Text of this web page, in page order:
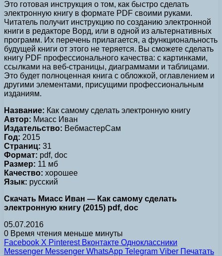
Это готовая инструкция о том, как быстро сделать
электронную книгу в формате PDF своими руками.
Читатель получит инструкцию по созданию электронной
книги в редакторе Ворд, или в одной из альтернативных
программ. Их перечень прилагается, а функциональность
будущей книги от этого не теряется. Вы сможете сделать
книгу PDF профессионального качества: с картинками,
ссылками на веб-страницы, диаграммами и таблицами.
Это будет полноценная книга с обложкой, оглавлением и
другими элементами, присущими профессиональным
изданиям.
Название: Как самому сделать электронную книгу
Автор: Миасс Иван
Издательство: ВебмастерСам
Год: 2015
Страниц: 31
Формат: pdf, doc
Размер: 11 мб
Качество: хорошее
Язык: русский
Скачать Миасс Иван — Как самому сделать
электронную книгу (2015) pdf, doc
05.07.2016
0 Время чтения меньше минуты
Facebook X Pinterest Вконтакте Одноклассники
Messenger Messenger WhatsApp Telegram Viber Печатать